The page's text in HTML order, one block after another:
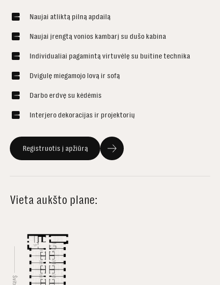
Vieta aukšto plane:
Naujai atliktą pilną apdailą
Naujai įrengtą vonios kambarį su dušo kabina
Individualiai pagamintą virtuvėlę su buitine technika
Dvigulę miegamojo lovą ir sofą
Darbo erdvę su kėdėmis
Interjero dekoracijas ir projektorių
Registruotis į apžiūrą